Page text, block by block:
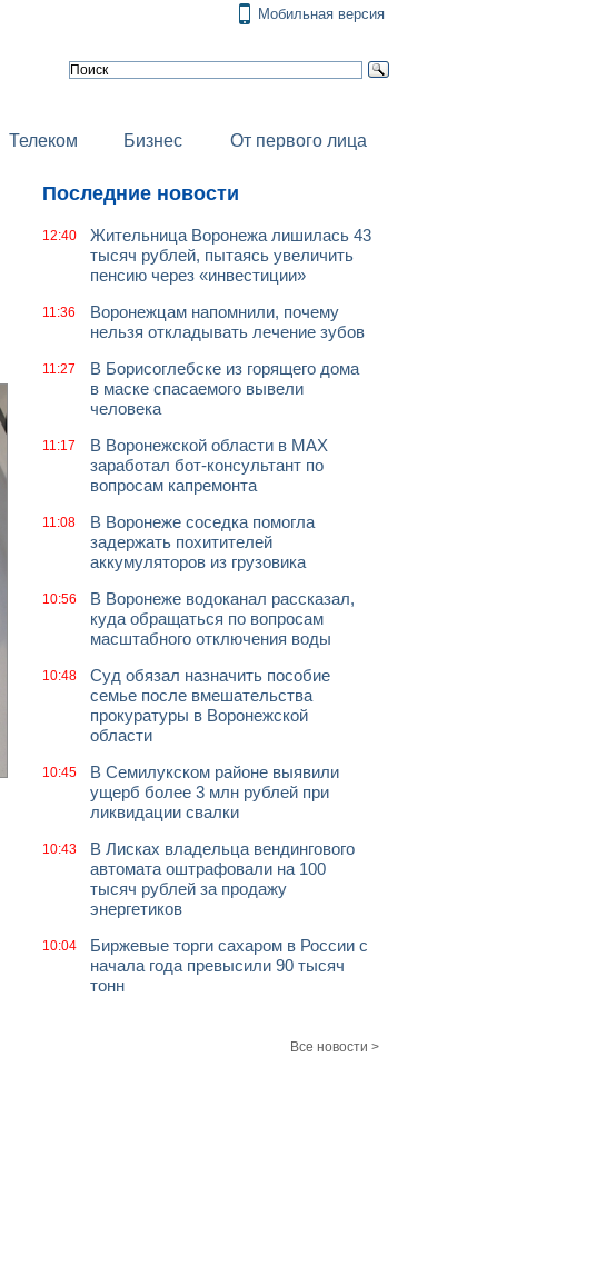
Мобильная версия
Телеком Бизнес От первого лица
Последние новости
12:40
Жительница Воронежа лишилась 43
тысяч рублей, пытаясь увеличить
пенсию через «инвестиции»
11:36
Воронежцам напомнили, почему
нельзя откладывать лечение зубов
11:27
В Борисоглебске из горящего дома
в маске спасаемого вывели
человека
11:17
В Воронежской области в МАХ
заработал бот-консультант по
вопросам капремонта
11:08
В Воронеже соседка помогла
задержать похитителей
аккумуляторов из грузовика
10:56
В Воронеже водоканал рассказал,
куда обращаться по вопросам
масштабного отключения воды
10:48
Суд обязал назначить пособие
семье после вмешательства
прокуратуры в Воронежской
области
10:45
В Семилукском районе выявили
ущерб более 3 млн рублей при
ликвидации свалки
10:43
В Лисках владельца вендингового
автомата оштрафовали на 100
тысяч рублей за продажу
энергетиков
10:04
Биржевые торги сахаром в России с
начала года превысили 90 тысяч
тонн
Все новости >